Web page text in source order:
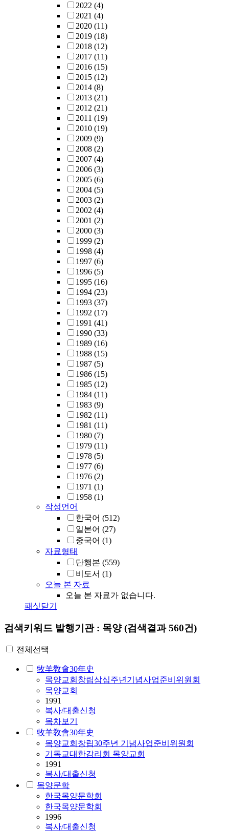
2022 (4)
2021 (4)
2020 (11)
2019 (18)
2018 (12)
2017 (11)
2016 (15)
2015 (12)
2014 (8)
2013 (21)
2012 (21)
2011 (19)
2010 (19)
2009 (9)
2008 (2)
2007 (4)
2006 (3)
2005 (6)
2004 (5)
2003 (2)
2002 (4)
2001 (2)
2000 (3)
1999 (2)
1998 (4)
1997 (6)
1996 (5)
1995 (16)
1994 (23)
1993 (37)
1992 (17)
1991 (41)
1990 (33)
1989 (16)
1988 (15)
1987 (5)
1986 (15)
1985 (12)
1984 (11)
1983 (9)
1982 (11)
1981 (11)
1980 (7)
1979 (11)
1978 (5)
1977 (6)
1976 (2)
1971 (1)
1958 (1)
작성언어
한국어 (512)
일본어 (27)
중국어 (1)
자료형태
단행본 (559)
비도서 (1)
오늘 본 자료
오늘 본 자료가 없습니다.
패싯닫기
검색키워드 발행기관 : 목양(검색결과 560건)
전체선택
牧羊敎會30年史
목양교회창립삼십주년기념사업준비위원회
목양교회
1991
복사/대출신청
목차보기
牧羊敎會30年史
목양교회창립30주년 기념사업준비위원회
기독교대한감리회 목양교회
1991
복사/대출신청
목양문학
한국목양문학회
한국목양문학회
1996
복사/대출신청